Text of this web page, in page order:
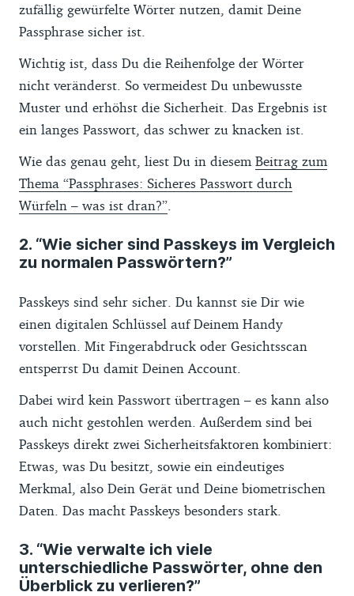
zufällig gewürfelte Wörter nutzen, damit Deine
Passphrase sicher ist.
Wichtig ist, dass Du die Reihenfolge der Wörter
nicht veränderst. So vermeidest Du unbewusste
Muster und erhöhst die Sicherheit. Das Ergebnis ist
ein langes Passwort, das schwer zu knacken ist.
Wie das genau geht, liest Du in diesem Beitrag zum
Thema “Passphrases: Sicheres Passwort durch
Würfeln – was ist dran?”
2. “Wie sicher sind Passkeys im Vergleich
zu normalen Passwörtern?”
Passkeys sind sehr sicher. Du kannst sie Dir wie
einen digitalen Schlüssel auf Deinem Handy
vorstellen. Mit Fingerabdruck oder Gesichtsscan
entsperrst Du damit Deinen Account.
Dabei wird kein Passwort übertragen – es kann also
auch nicht gestohlen werden. Außerdem sind bei
Passkeys direkt zwei Sicherheitsfaktoren kombiniert:
Etwas, was Du besitzt, sowie ein eindeutiges
Merkmal, also Dein Gerät und Deine biometrischen
Daten. Das macht Passkeys besonders stark.
3. “Wie verwalte ich viele
unterschiedliche Passwörter, ohne den
Überblick zu verlieren?”